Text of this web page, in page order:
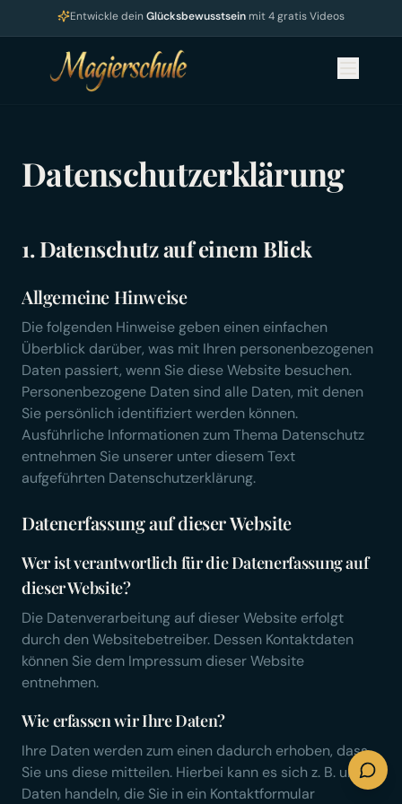
Entwickle dein Glücksbewusstseinmit 4 gratis Videos
Datenschutzerklärung
1. Datenschutz auf einem Blick
Allgemeine Hinweise
Die folgenden Hinweise geben einen einfachen
Überblick darüber, was mit Ihren personenbezogenen
Daten passiert, wenn Sie diese Website besuchen.
Personenbezogene Daten sind alle Daten, mit denen
Sie persönlich identifiziert werden können.
Ausführliche Informationen zum Thema Datenschutz
entnehmen Sie unserer unter diesem Text
aufgeführten Datenschutzerklärung.
Datenerfassung auf dieser Website
Wer ist verantwortlich für die Datenerfassung auf
dieser Website?
Die Datenverarbeitung auf dieser Website erfolgt
durch den Websitebetreiber. Dessen Kontaktdaten
können Sie dem Impressum dieser Website
entnehmen.
Wie erfassen wir Ihre Daten?
Ihre Daten werden zum einen dadurch erhoben, dass
Sie uns diese mitteilen. Hierbei kann es sich z. B. um
Daten handeln, die Sie in ein Kontaktformular